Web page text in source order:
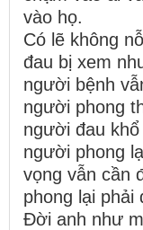
vào họ.
Có lẽ không
đau bị xem
người bệnh
người phong
người đau
người phong
vọng vẫn cần
phong lại phải
Đời anh như